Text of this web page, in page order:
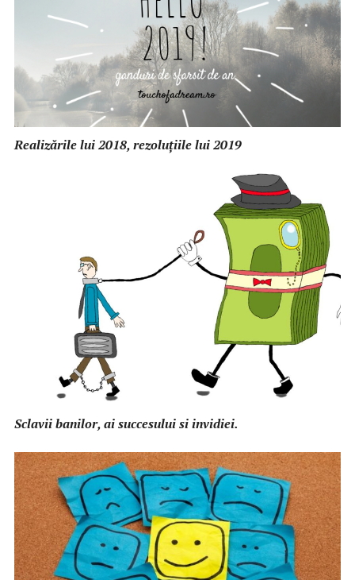
Realizările lui 2018, rezoluțiile lui 2019
Sclavii banilor, ai succesului si invidiei.